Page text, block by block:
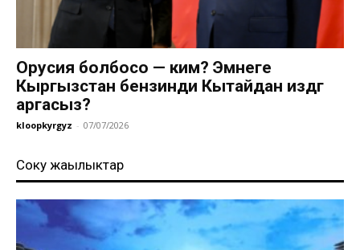
Орусия болбосо — ким? Эмнеге
Кыргызстан бензинди Кытайдан издөөгө
аргасыз?
kloopkyrgyz - 07/07/2026
Соңку жаңылыктар